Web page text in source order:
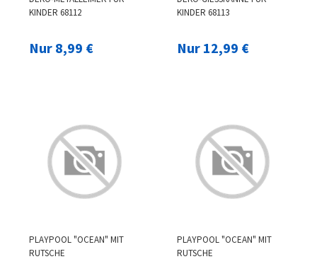
KINDER 68112
Nur 8,99 €
KINDER 68113
Nur 12,99 €
PLAYPOOL "OCEAN" MIT
RUTSCHE
PLAYPOOL "OCEAN" MIT
RUTSCHE